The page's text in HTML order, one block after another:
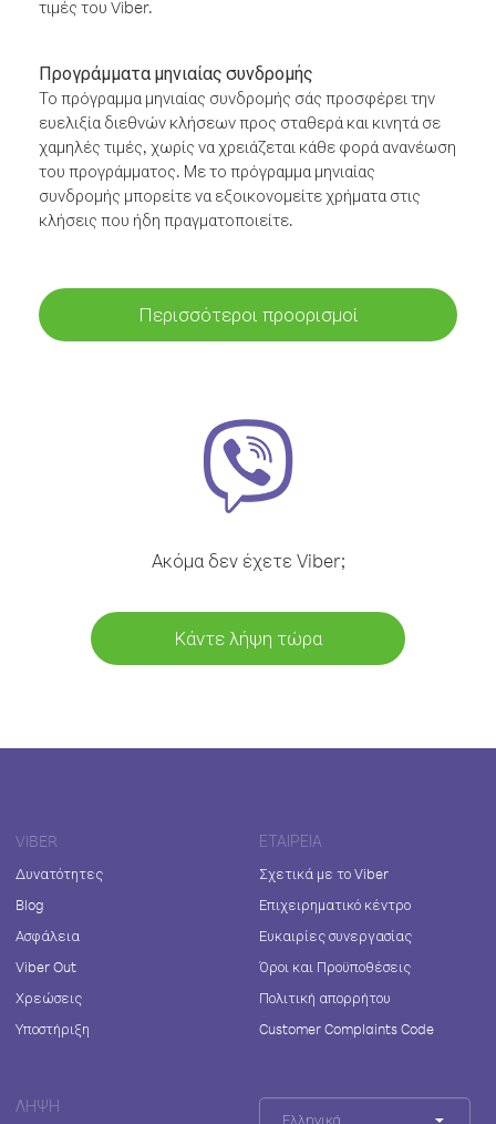
τιμές του Viber.
Προγράμματα μηνιαίας συνδρομής
Το πρόγραμμα μηνιαίας συνδρομής σάς προσφέρει την
ευελιξία διεθνών κλήσεων προς σταθερά και κινητά σε
χαμηλές τιμές, χωρίς να χρειάζεται κάθε φορά ανανέωση
του προγράμματος. Με το πρόγραμμα μηνιαίας
συνδρομής μπορείτε να εξοικονομείτε χρήματα στις
κλήσεις που ήδη πραγματοποιείτε.
Περισσότεροι προορισμοί
Ακόμα δεν έχετε Viber;
Κάντε λήψη τώρα
VIBER
Δυνατότητες
Blog
Ασφάλεια
Viber Out
Χρεώσεις
Υποστήριξη
ΕΤΑΙΡΕΊΑ
Σχετικά με το Viber
Επιχειρηματικό κέντρο
Ευκαιρίες συνεργασίας
Όροι και Προϋποθέσεις
Πολιτική απορρήτου
Customer Complaints Code
ΛΉΨΗ
Ελληνικά